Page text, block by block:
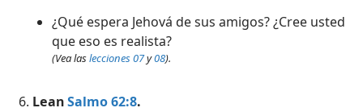
¿Qué espera Jehová de sus amigos? ¿Cree usted
que eso es realista?
(Vea laslecciones 07y08).
LeanSalmo 62:8.